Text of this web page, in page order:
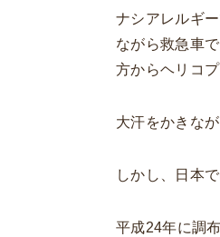
ナシアレルギ
ながら救急車
方からヘリコ
大汗をかきな
しかし、日本
平成24年に調